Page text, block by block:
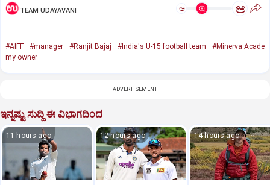
TEAM UDAYAVANI ಅ ಅ
#AIFF #manager #Ranjit Bajaj #India's U-15 football team
#Minerva Acade
my owner
ADVERTISEMENT
ಇನ್ನಷ್ಟು ಸುದ್ದಿ ಈ ವಿಭಾಗದಿಂದ
11 hours ago 12 hours ago 14 hours ago